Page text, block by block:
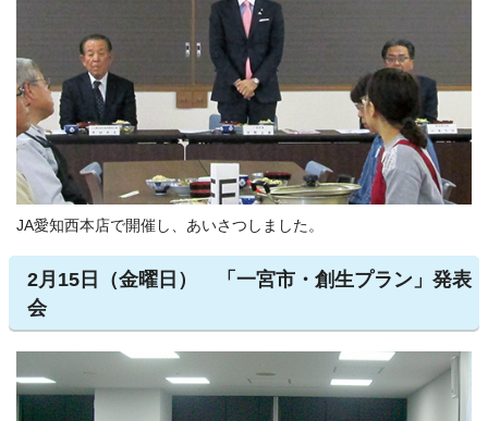
JA愛知西本店で開催し、あいさつしました。
2月15日（金曜日） 「一宮市・創生プラン」発表
会